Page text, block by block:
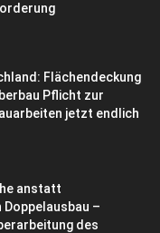
Flächendeckung
Pflicht zur
jetzt endlich
anstatt
–
des